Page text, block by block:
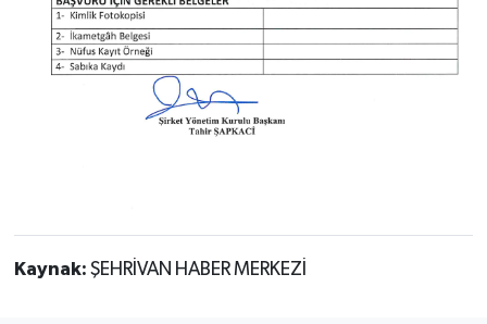
Kaynak: ŞEHRİVAN HABER MERKEZİ